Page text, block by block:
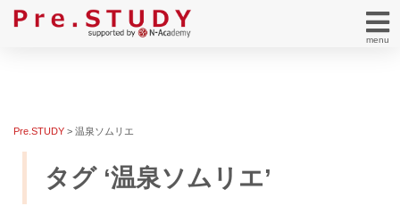
menu
Pre.STUDY > 温泉ソムリエ
タグ ‘温泉ソムリエ’